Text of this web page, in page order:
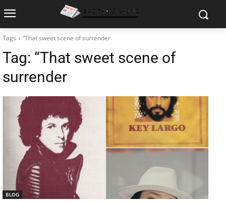
Tags “That sweet scene of surrender
Tag: “That sweet scene of
surrender
BLOG